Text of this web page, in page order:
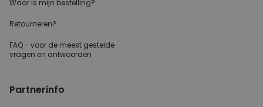
Waar is mijn bestelling?
Retourneren?
FAQ - voor de meest gestelde
vragen en antwoorden
Partnerinfo